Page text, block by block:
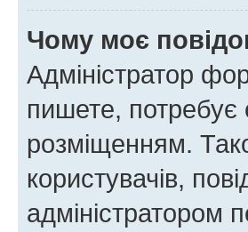
Чому моє
Адміністратор
пишете, потребує
розміщенням.
користувачів,
адміністратором